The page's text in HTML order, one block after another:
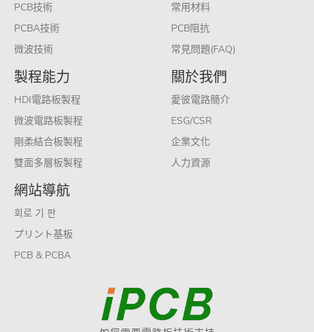
PCB技術
PCBA技術
微波技術
常用材料
PCB阻抗
常見問題(FAQ)
製程能力
HDI電路板製程
微波電路板製程
剛柔結合板製程
雙面多層板製程
關於我們
愛彼電路簡介
ESG/CSR
企業文化
人力資源
網站導航
회로 기 판
プリント基板
PCB & PCBA